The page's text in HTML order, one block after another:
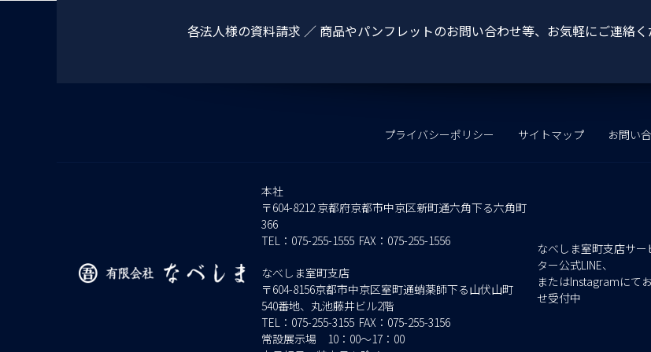
各法人様の資料請求 ／ 商品やパンフレットのお問い合わせ等、お気軽にご連絡く
プライバシーポリシー サイトマップ お問い
本社
〒604-8212 京都府京都市中京区新町通六角下る六角町
366
TEL： 075-255-1555FAX：075-255-1556
なべしま室町支店
〒604-8156京都市中京区室町通蛸薬師下る山伏山町
540番地、丸池藤井ビル2階
TEL： 075-255-3155FAX：075-255-3156
常設展示場 10：00～17：00
なべしま室町支店サー
ター公式LINE、
またはInstagramにて
せ受付中